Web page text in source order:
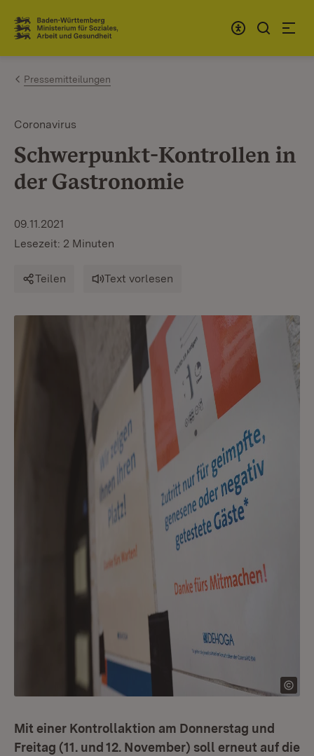
Zum Inhalt springen
Link zur Startseite
Pressemitteilungen
Coronavirus
Schwerpunkt-Kontrollen in
der Gastronomie
09.11.2021
Lesezeit: 2 Minuten
Teilen Text vorlesen
Mit einer Kontrollaktion am Donnerstag und
Freitag (11. und 12. November) soll erneut auf die